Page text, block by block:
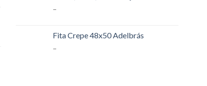
–
Fita Crepe 48x50 Adelbrás
–